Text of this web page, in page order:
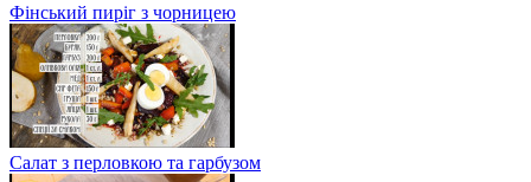
Фінський пиріг з чорницею
Салат з перловкою та гарбузом